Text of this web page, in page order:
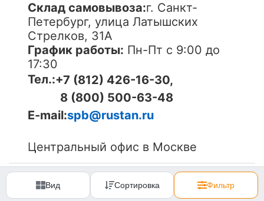
Вид Сортировка Фильтр
Cклад самовывоза:г. Санкт-
Петербург, улица Латышских
Стрелков, 31А
График работы: Пн-Пт с 9:00 до
17:30
Тел.:+7 (812) 426-16-30,
8 (800) 500-63-48
E-mail:spb@rustan.ru
Центральный офис в Москве
© 2005-2026ОOО «Компания «РуСтан». Все права
защищены. Использование материалов сайта без
согласования запрещено.